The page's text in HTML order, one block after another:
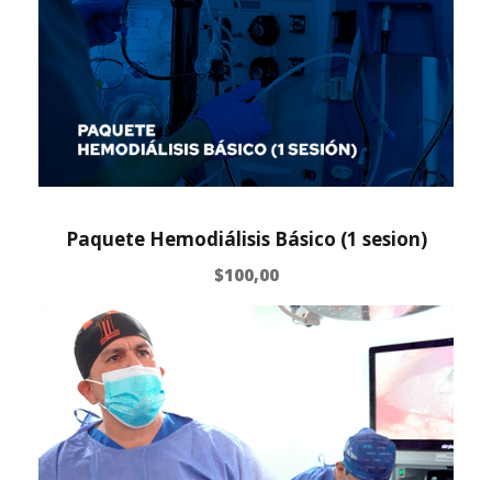
Paquete Hemodiálisis Básico (1 sesion)
$100,00